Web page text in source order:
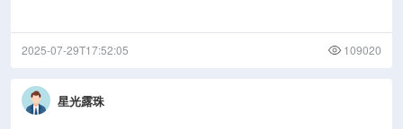
2025-07-29T17:52:05 109020
星光露珠